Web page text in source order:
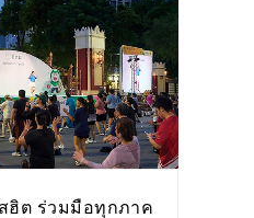
ฮิต ร่วมมือทุกภาค